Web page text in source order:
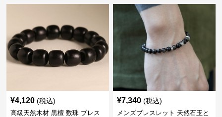
¥4,120 (税込)
高級天然木材 黒檀 数珠 ブレス
¥7,340 (税込)
メンズブレスレット 天然石玉と